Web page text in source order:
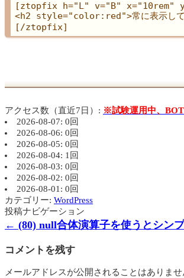
[ztopfix h="L" v="B" x="10rem"
<h2 style="color:red">常に表示して
アクセス数（直近7日）: ※試験運用中、
2026-08-07: 0回
2026-08-06: 0回
2026-08-05: 0回
2026-08-04: 1回
2026-08-03: 0回
2026-08-02: 0回
2026-08-01: 0回
カテゴリー: WordPress
投稿ナビゲーション
← (80) null合体演算子を使うとシンプ
コメントを残す
メールアドレスが公開されることはありませ